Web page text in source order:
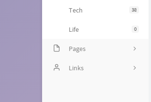
38
Tech
0
Life
Pages
Guestbook
Links